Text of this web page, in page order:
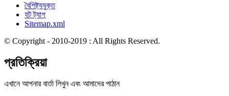
বৈশিষ্ট্যযুক্ত
হট ট্যাগ
Sitemap.xml
© Copyright - 2010-2019 : All Rights Reserved.
প্রতিক্রিয়া
এখানে আপনার বার্তা লিখুন এবং আমাদের পাঠান